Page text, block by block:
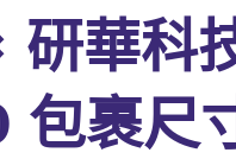
華科
裹尺